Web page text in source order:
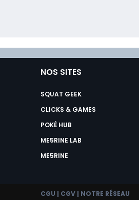
NOS SITES
SQUAT GEEK
CLICKS & GAMES
POKÉ HUB
ME5RINE LAB
ME5RINE
CGU | CGV | NOTRE RÉSEAU